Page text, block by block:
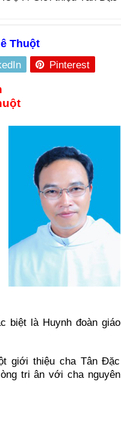
Thuột
Pinterest
biệt là Huynh đoàn giáo
giới thiệu cha Tân Đặc
tri ân với cha nguyên